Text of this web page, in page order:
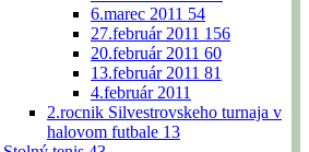
6.marec 2011 54
27.február 2011 156
20.február 2011 60
13.február 2011 81
4.február 2011
2.rocnik Silvestrovskeho turnaja v
halovom futbale 13